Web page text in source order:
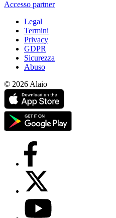
Accesso partner
Legal
Termini
Privacy
GDPR
Sicurezza
Abuso
© 2026 Alaio